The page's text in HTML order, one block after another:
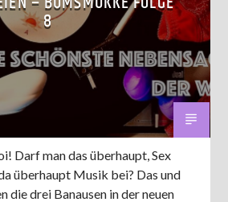
8
Darf man das überhaupt, Sex
überhaupt Musik bei? Das und
die drei Banausen in der neuen